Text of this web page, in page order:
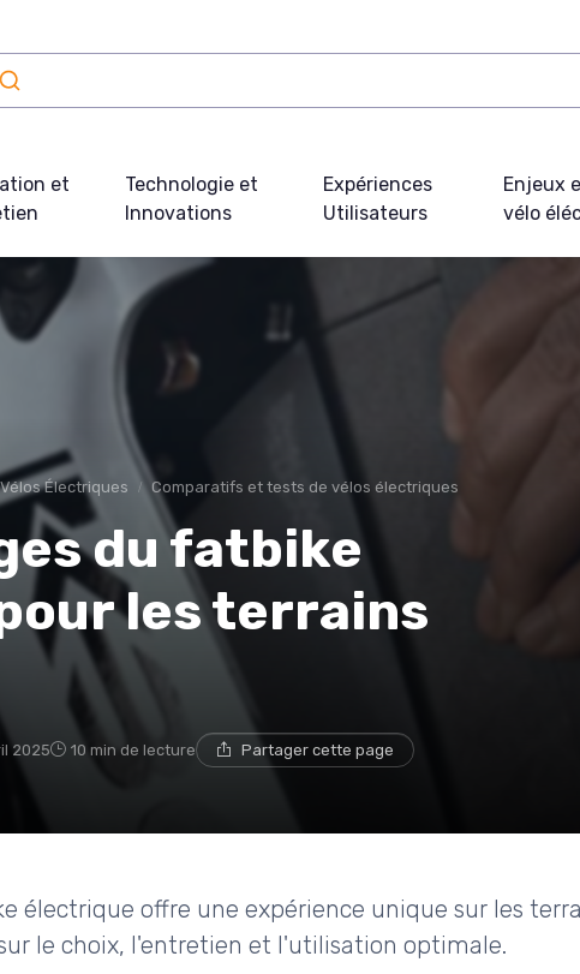
et
Technologie et
Innovations
Expériences
Utilisateurs
Enjeux
vélo
Électriques Comparatifs et tests de vélos électriques
du fatbike
les terrains
2025 10 min de lecture Partager cette page
électrique offre une expérience unique sur les
le choix, l'entretien et l'utilisation optimale.